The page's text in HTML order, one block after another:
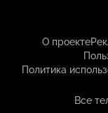
О проекте
Политика
Все